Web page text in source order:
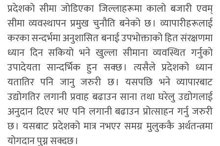
प्रदेशको सीमा जोडिएका जिल्लाहरूमा कालो बजारी एवम्
सीमा व्यवस्थापन प्रमुख चुनौति बनेको छ । व्यापारीहरूलाई
करका सन्दर्भमा अनुशासित बनाई उपभोक्ताको हित संरक्षणमा
ध्यान दिन सकियो भने खुल्ला सीमाना व्यवस्थित गर्नुको
उपादेयता सान्दर्भिक हुन सक्छ । त्यसैले प्रदेशको ध्यान
यतातिर पनि जानु जरुरी छ । यसपछि भने व्यापारबाट
उद्योगतिर लगानी प्रवाह बढाउन साना तथा घरेलु उद्योगलाई
अनुदान दिएर भए पनि लगानी बढाउन प्रोत्साहन गर्नु जरुरी
छ । यसबाट प्रदेशको मात्र नभएर समग्र मुलुककै अर्थतन्त्रमा
योगदान पुग्न सक्दछ ।